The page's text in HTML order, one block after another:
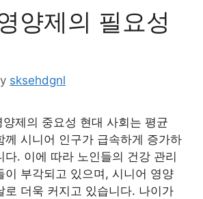
양제의 필요성
sksehdgnl
제의 중요성 현대 사회는 평균
께 시니어 인구가 급속하게 증가하
다. 이에 따라 노인들의 건강 관리
이 부각되고 있으며, 시니어 영양
로 더욱 커지고 있습니다. 나이가